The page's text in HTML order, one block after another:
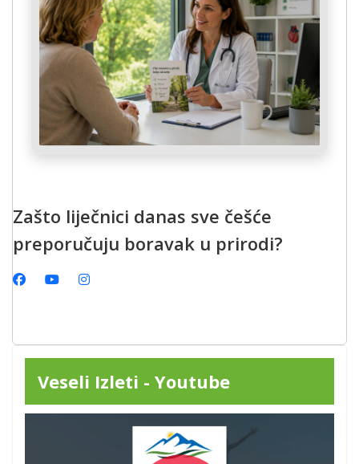
Zašto liječnici danas sve češće
preporučuju boravak u prirodi?
Veseli Izleti - Youtube